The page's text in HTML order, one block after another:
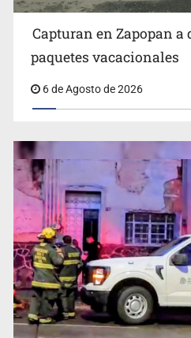
Detienen al exgobernador de
Capturan en Zapopan a
paquetes vacacionales
6 de Agosto de 2026